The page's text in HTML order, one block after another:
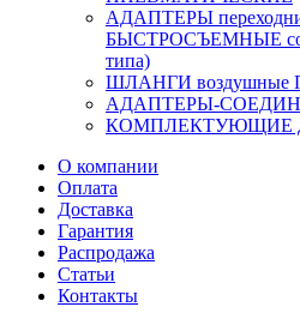
АДАПТЕРЫ
БЫСТРОСЪЕМНЫЕ
типа)
ШЛАНГИ
АДАПТЕРЫ-
КОМПЛЕКТУЮЩИЕ
О компании
Оплата
Доставка
Гарантия
Распродажа
Статьи
Контакты